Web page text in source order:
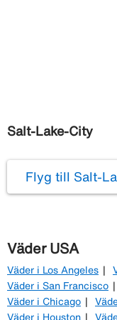
Salt-Lake-City
Flyg till Salt-
Väder USA
Väder i Los Angeles
Väder i San Francisco
Väder i Chicago
Väder i Houston